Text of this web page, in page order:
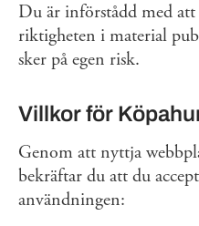
Du är införstådd med
riktigheten i material
sker på egen risk.
Villkor för
Genom att nyttja
bekräftar du att du
användningen: